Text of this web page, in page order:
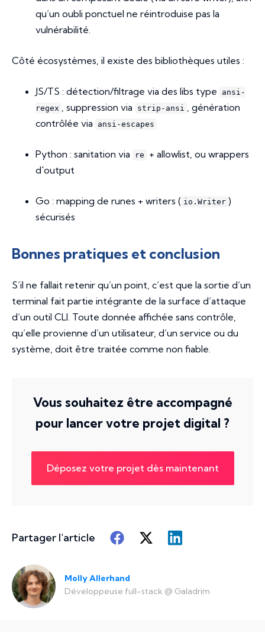
qu’un oubli ponctuel ne réintroduise pas la
vulnérabilité.
Côté écosystèmes, il existe des bibliothèques utiles :
JS/TS : détection/filtrage via des libs type
ansi-
regex , suppression via strip-ansi , génération
contrôlée via
ansi-escapes
Python : sanitation via re
+ allowlist, ou wrappers
d'output
Go : mapping de runes + writers ( io.Writer )
sécurisés
Bonnes pratiques et conclusion
S’il ne fallait retenir qu’un point, c’est que la sortie d’un
terminal fait partie intégrante de la surface d’attaque
d’un outil CLI. Toute donnée affichée sans contrôle,
qu’elle provienne d’un utilisateur, d’un service ou du
système, doit être traitée comme non fiable.
Vous souhaitez être accompagné
pour lancer votre projet digital ?
Déposez votre projet dès maintenant
Partager l'article
Molly Allerhand
Développeuse full-stack @ Galadrim